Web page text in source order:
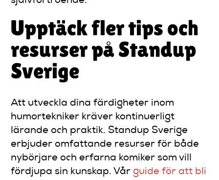
Upptäck fler tips och
resurser på Standup
Sverige
Att utveckla dina färdigheter inom
humortekniker kräver kontinuerligt
lärande och praktik. Standup Sverige
erbjuder omfattande resurser för både
nybörjare och erfarna komiker som vill
fördjupa sin kunskap. Vår guide för att bli